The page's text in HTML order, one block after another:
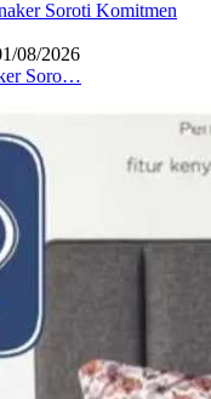
08/2026
Soro…